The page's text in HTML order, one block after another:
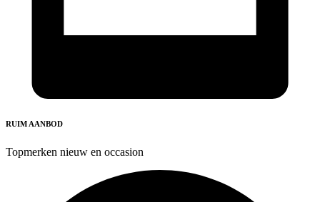
RUIM AANBOD
Topmerken nieuw en occasion